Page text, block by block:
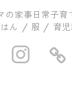
の家事日常子
はん / 服 / 育